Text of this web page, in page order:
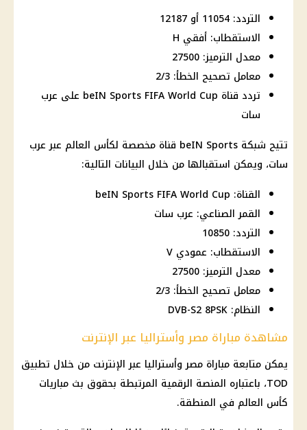
التردد: 11054 أو 12187
الاستقطاب: أفقي H
معدل الترميز: 27500
معامل تصحيح الخطأ: 2/3
تردد قناة beIN Sports FIFA World Cup على عرب
سات
تتيح شبكة beIN Sports قناة مخصصة لكأس العالم عبر عرب
سات، ويمكن استقبالها من خلال البيانات التالية:
القناة: beIN Sports FIFA World Cup
القمر الصناعي: عرب سات
التردد: 10850
الاستقطاب: عمودي V
معدل الترميز: 27500
معامل تصحيح الخطأ: 2/3
النظام: DVB-S2 8PSK
مشاهدة مباراة مصر وأستراليا عبر الإنترنت
يمكن متابعة مباراة مصر وأستراليا عبر الإنترنت من خلال تطبيق
TOD، باعتباره المنصة الرقمية المرتبطة بحقوق بث مباريات
كأس العالم في المنطقة.